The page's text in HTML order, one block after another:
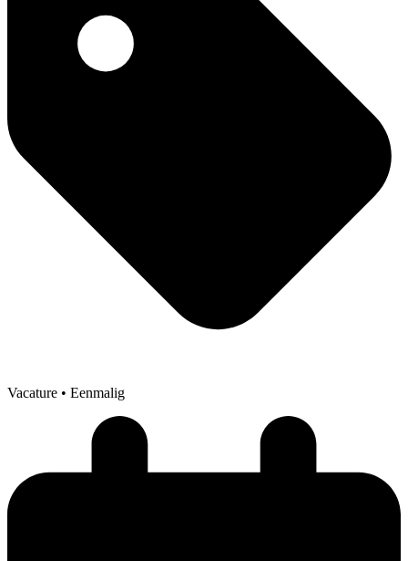
Vacature • Eenmalig